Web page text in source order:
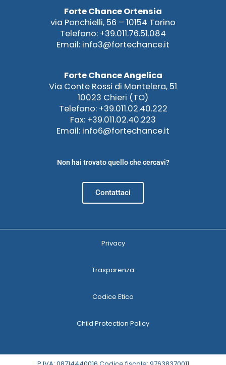
Forte Chance Ortensia
via Ponchielli, 56 – 10154 Torino
Telefono: +39.011.76.51.084
Email: info3@fortechance.it
Forte Chance Angelica
Via Conte Rossi di Montelera, 51
10023 Chieri (TO)
Telefono: +39.011.02.40.222
Fax: +39.011.02.40.223
Email: info6@fortechance.it
Non hai trovato quello che cercavi?
Contattaci
Privacy
Trasparenza
Codice Etico
Child Protection Policy